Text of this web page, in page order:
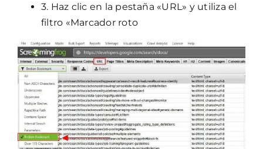
3. Haz clic en la pestaña «URL» y utiliza el
filtro «Marcador roto